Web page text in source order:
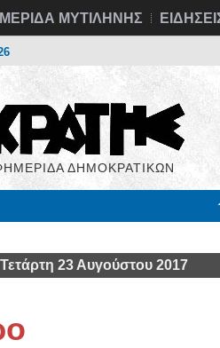
ΜΥΤΙΛΗΝΗΣ
ΔΗΜΟΚΡΑΤΙΚΩΝ
Τετάρτη 23 Αυγούστου 2017